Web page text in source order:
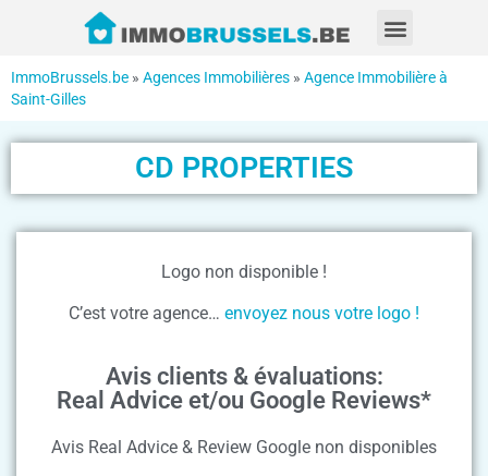
ImmoBrussels.be » Agences Immobilières » Agence Immobilière à
Saint-Gilles
CD PROPERTIES
Logo non disponible !
C’est votre agence… envoyez nous votre logo !
Avis clients & évaluations:
Real Advice et/ou Google Reviews*
Avis Real Advice & Review Google non disponibles